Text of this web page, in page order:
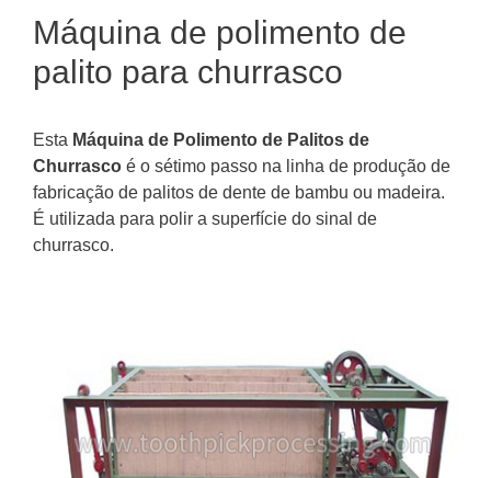
Máquina de polimento de
palito para churrasco
Esta Máquina de Polimento de Palitos de
Churrasco é o sétimo passo na linha de produção de
fabricação de palitos de dente de bambu ou madeira.
É utilizada para polir a superfície do sinal de
churrasco.